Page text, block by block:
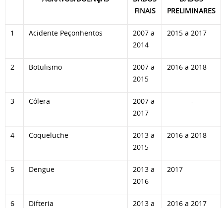
FINAIS
PRELIMINARES
1 Acidente Peçonhentos
2007 a
2014
2015 a 2017
2 Botulismo
2007 a
2015
2016 a 2018
3 Cólera
2007 a
2017
-
4 Coqueluche
2013 a
2015
2016 a 2018
5 Dengue
2013 a
2016
2017
6 Difteria 2013 a 2016 a 2017